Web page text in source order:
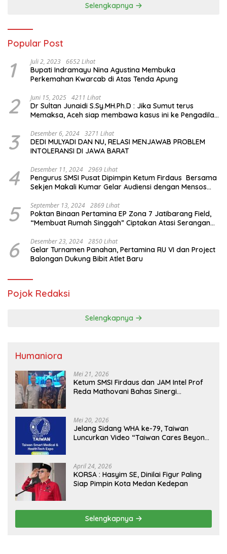
Selengkapnya
Popular Post
1 Juli 2, 2023 6652 Lihat
Bupati Indramayu Nina Agustina Membuka
Perkemahan Kwarcab di Atas Tenda Apung
2 Juni 15, 2025 4211 Lihat
Dr Sultan Junaidi S.Sy.MH.Ph.D : Jika Sumut terus
Memaksa, Aceh siap membawa kasus ini ke Pengadilan
3 Desember 6, 2024 3271 Lihat
DEDI MULYADI DAN NU, RELASI MENJAWAB PROBLEM
INTOLERANSI DI JAWA BARAT
4 Desember 11, 2024 2969 Lihat
Pengurus SMSI Pusat Dipimpin Ketum Firdaus Bersama
Sekjen Makali Kumar Gelar Audiensi dengan Mensos
5 September 13, 2024 2869 Lihat
Poktan Binaan Pertamina EP Zona 7 Jatibarang Field,
“Membuat Rumah Singgah” Ciptakan Atasi Serangan
6 Desember 23, 2024 2850 Lihat
Gelar Turnamen Panahan, Pertamina RU VI dan Project
Balongan Dukung Bibit Atlet Baru
Pojok Redaksi
Selengkapnya
Humaniora
Mei 21, 2026
Ketum SMSI Firdaus dan JAM Intel Prof
Reda Mathovani Bahas Sinergi
MBG, Perkuat Pengawasan Program
Pemerintah
Mei 20, 2026
Jelang Sidang WHA ke-79, Taiwan
Luncurkan Video “Taiwan Cares Beyond
April 24, 2026
KORSA : Hasyim SE, Dinilai Figur Paling
Siap Pimpin Kota Medan Kedepan
Selengkapnya